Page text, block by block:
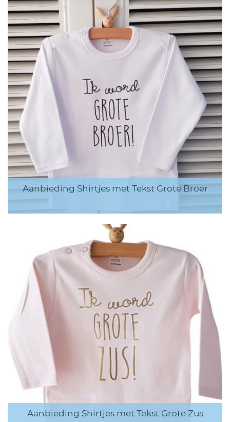
Aanbieding Shirtjes met Tekst Grote Broer
Aanbieding Shirtjes met Tekst Grote Zus